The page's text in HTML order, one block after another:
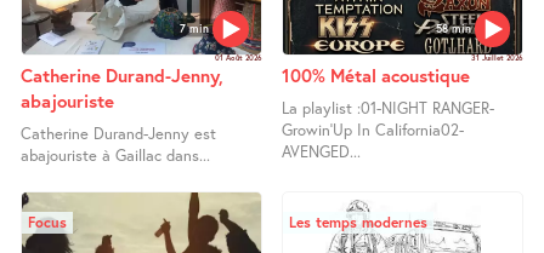
7 min
01 Août 2026
Catherine Durand-Jenny,
abajouriste
Catherine Durand-Jenny est
abajouriste à Gaillac dans...
58 min
31 Juillet 2026
100% Métal acoustique
La playlist :01-NIGHT RANGER-
Growin’Up In California02-
AVENGED...
Focus Les temps modernes